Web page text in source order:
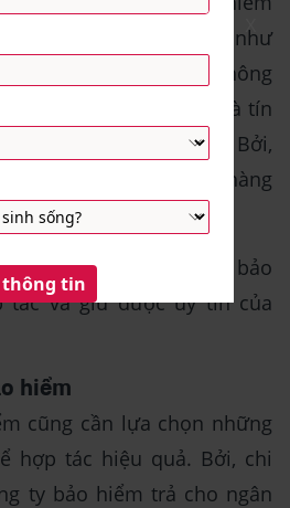
Nếu xảy ra trường hợp như
ăn kém hiệu quả, không
hưởng đến tâm lý và tín
đối với ngân hàng đó. Bởi,
liền hiệu quả ngân hàng
cần lựa chọn công ty bảo
tác và giữ được uy tín của
hiểm
cũng cần lựa chọn những
hợp tác hiệu quả. Bởi, chi
ty bảo hiểm trả cho ngân
X